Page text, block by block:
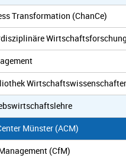
Transformation (ChanCe)
Münster (ACM)
(CfM)